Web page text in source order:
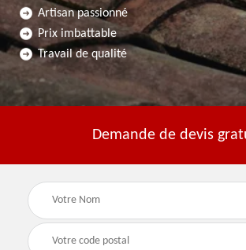
Artisan passionné
Prix imbattable
Travail de qualité
Demande de devis